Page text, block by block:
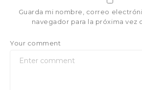
Guarda mi nombre, correo
navegador para la próxima vez
Your comment